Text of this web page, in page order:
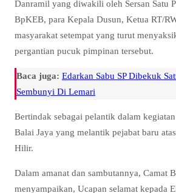
Danramil yang diwakili oleh Sersan Satu
BpKEB, para Kepala Dusun, Ketua RT/
masyarakat setempat yang turut
pergantian pucuk pimpinan tersebut.
Baca juga: Edarkan Sabu SP Dibekuk
Sembunyi Di Lemari
Bertindak sebagai pelantik dalam
Balai Jaya yang melantik pejabat baru
Hilir.
Dalam amanat dan sambutannya, Camat
menyampaikan, Ucapan selamat kepada